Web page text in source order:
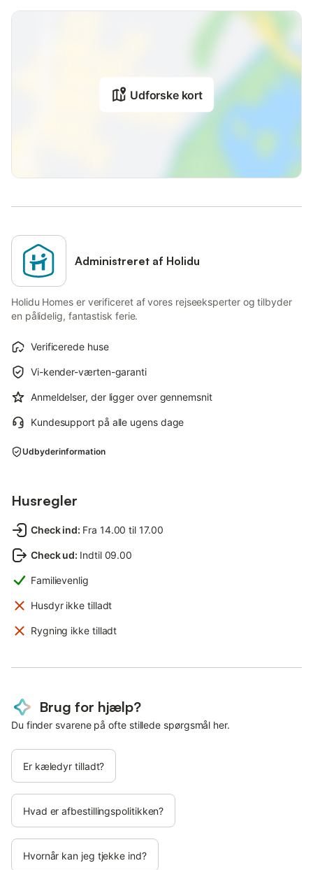
Udforske kort
Administreret af Holidu
Holidu Homes er verificeret af vores rejseeksperter og tilbyder
en pålidelig, fantastisk ferie.
Verificerede huse
Vi-kender-værten-garanti
Anmeldelser, der ligger over gennemsnit
Kundesupport på alle ugens dage
Udbyderinformation
Husregler
Check ind: Fra 14.00 til 17.00
Check ud: Indtil 09.00
Familievenlig
Husdyr ikke tilladt
Rygning ikke tilladt
Brug for hjælp?
Du finder svarene på ofte stillede spørgsmål her.
Er kæledyr tilladt?
Hvad er afbestillingspolitikken?
Hvornår kan jeg tjekke ind?